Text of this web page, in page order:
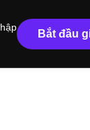
Bắt đầu